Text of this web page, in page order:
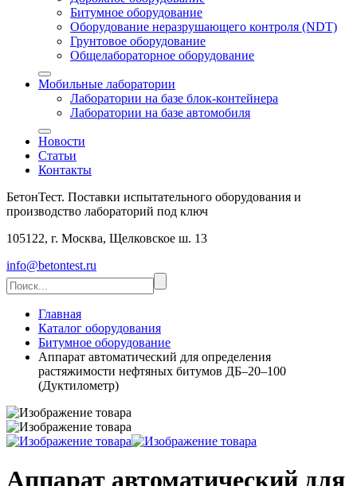
Битумное оборудование
Оборудование неразрушающего контроля (NDT)
Грунтовое оборудование
Общелабораторное оборудование
Мобильные лаборатории
Лаборатории на базе блок-контейнера
Лаборатории на базе автомобиля
Новости
Статьи
Контакты
БетонТест. Поставки испытательного оборудования и
производство лабораторий под ключ
105122, г. Москва, Щелковское ш. 13
info@betontest.ru
Главная
Каталог оборудования
Битумное оборудование
Аппарат автоматический для определения
растяжимости нефтяных битумов ДБ–20–100
(Дуктилометр)
Аппарат автоматический для